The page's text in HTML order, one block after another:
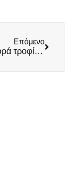
Επόμενο
Προσφορά τροφίμων στην Ανατολική Αττική – Στηρίζουμε εμπράκτως την ελληνική οικογένεια!